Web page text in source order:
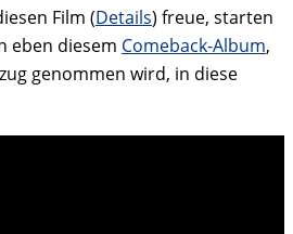
Film (Details) freue, starten
eben diesem Comeback-Album,
genommen wird, in diese